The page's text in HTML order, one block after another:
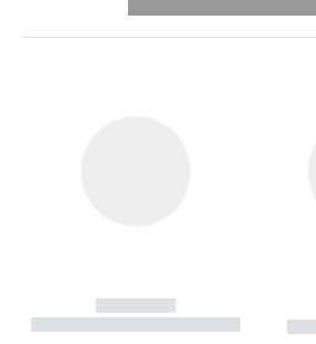
------------
----------- ----------- --------